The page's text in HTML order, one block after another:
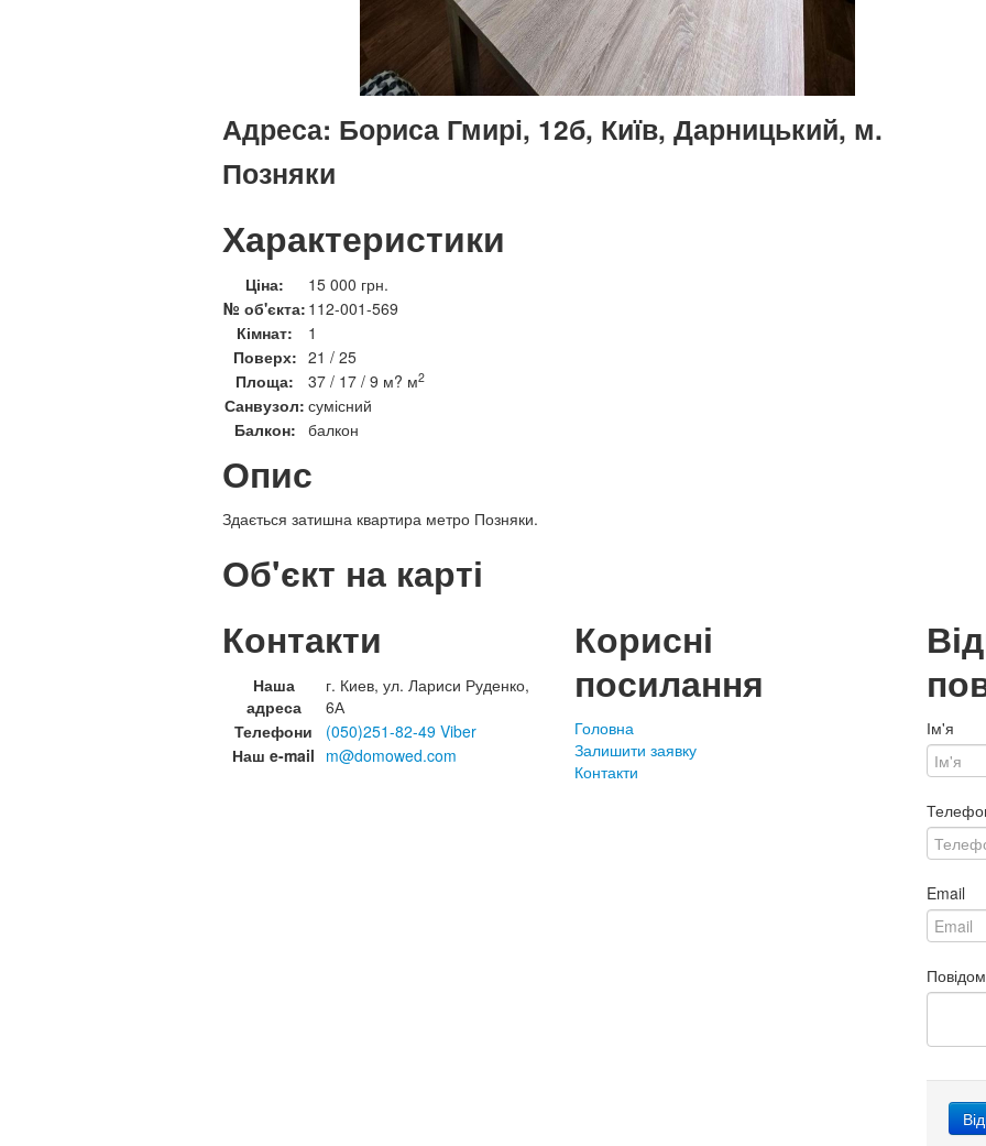
Адреса: Бориса Гмирі, 12б, Київ, Дарницький, м.
Позняки
Характеристики
Ціна:
15 000 грн.
№ об'єкта: 112-001-569
Кімнат:
1
Поверх: 21 / 25
Площа:
37 / 17 / 9 м? м2
Санвузол: сумісний
Балкон: балкон
Опис
Здається затишна квартира метро Позняки.
Об'єкт на карті
Контакти
Наша
адреса
г. Киев, ул. Лариси Руденко,
6А
Телефони
(050)251-82-49 Viber
Наш e-mail m@domowed.com
Корисні
посилання
Головна
Залишити заявку
Контакти
Ім'я
Email